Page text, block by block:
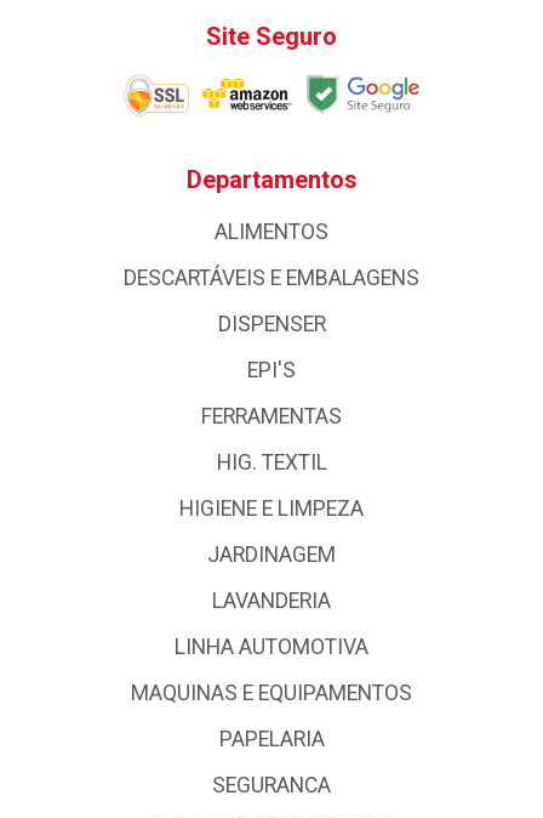
Site Seguro
Departamentos
ALIMENTOS
DESCARTÁVEIS E EMBALAGENS
DISPENSER
EPI'S
FERRAMENTAS
HIG. TEXTIL
HIGIENE E LIMPEZA
JARDINAGEM
LAVANDERIA
LINHA AUTOMOTIVA
MAQUINAS E EQUIPAMENTOS
PAPELARIA
SEGURANCA